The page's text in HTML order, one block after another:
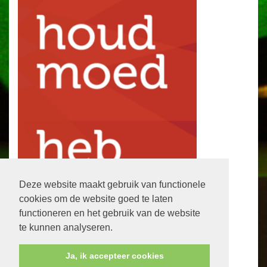
Deze website maakt gebruik van functionele
cookies om de website goed te laten
functioneren en het gebruik van de website
te kunnen analyseren.
Ja, ik accepteer cookies